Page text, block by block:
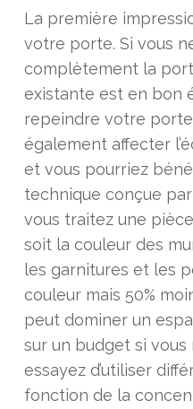
La première
votre porte. Si vous
complètement la
existante est en bon
repeindre votre
également affecter
et vous pourriez
technique conçue
vous traitez une
soit la couleur des
les garnitures et les
couleur mais 50%
peut dominer un
sur un budget si
essayez d’utiliser
fonction de la